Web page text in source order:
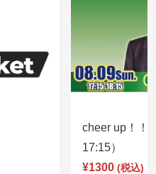
cheer up！
17:15）
¥1300 (税込)